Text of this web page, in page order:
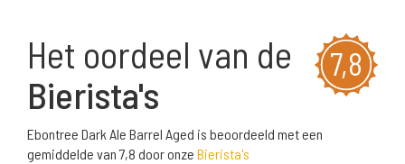
7,8
Het oordeel van de
Bierista's
Ebontree Dark Ale Barrel Aged is beoordeeld met een
gemiddelde van 7,8 door onze Bierista's